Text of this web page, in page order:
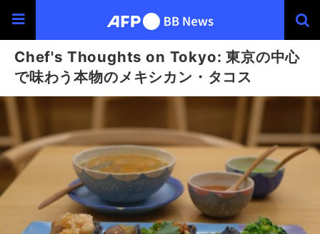
Chef's Thoughts on Tokyo: 東京の中心
で味わう本物のメキシカン・タコス